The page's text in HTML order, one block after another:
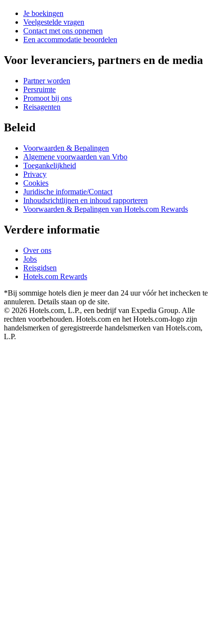
Je boekingen
Veelgestelde vragen
Contact met ons opnemen
Een accommodatie beoordelen
Voor leveranciers, partners en de media
Partner worden
Persruimte
Promoot bij ons
Reisagenten
Beleid
Voorwaarden & Bepalingen
Algemene voorwaarden van Vrbo
Toegankelijkheid
Privacy
Cookies
Juridische informatie/Contact
Inhoudsrichtlijnen en inhoud rapporteren
Voorwaarden & Bepalingen van Hotels.com Rewards
Verdere informatie
Over ons
Jobs
Reisgidsen
Hotels.com Rewards
*Bij sommige hotels dien je meer dan 24 uur vóór het inchecken te
annuleren. Details staan op de site.
© 2026 Hotels.com, L.P., een bedrijf van Expedia Group. Alle
rechten voorbehouden. Hotels.com en het Hotels.com-logo zijn
handelsmerken of geregistreerde handelsmerken van Hotels.com,
L.P.